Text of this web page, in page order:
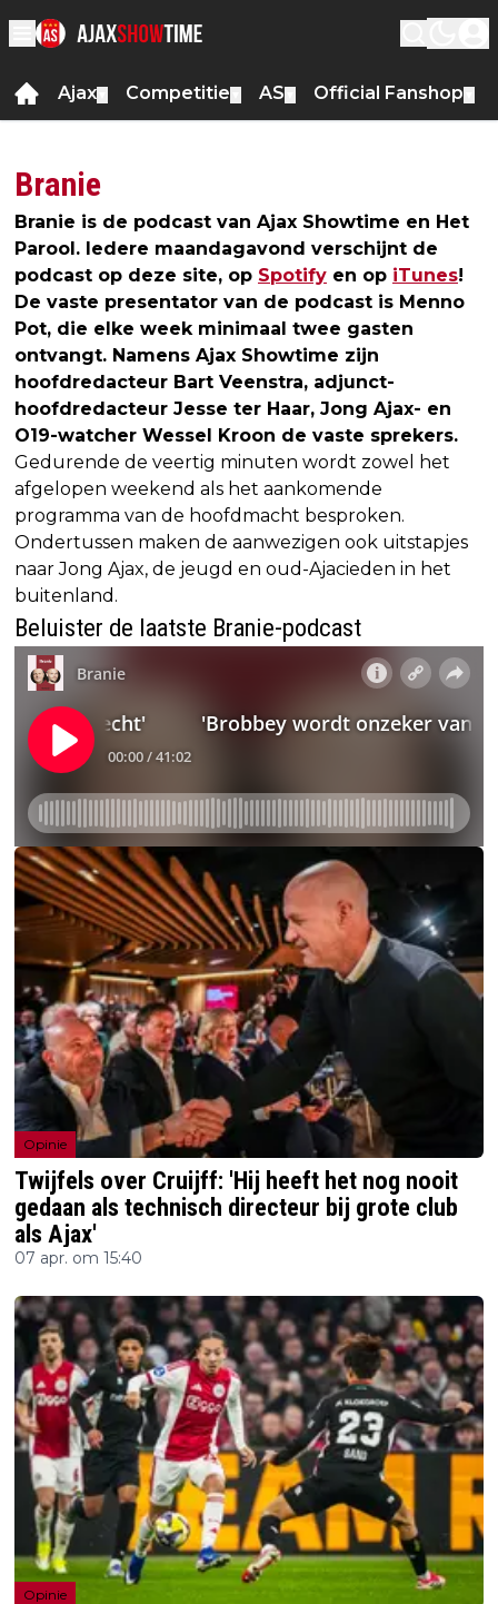
Ajax Competitie AS Official Fanshop
Branie
Branie is de podcast van Ajax Showtime en Het
Parool. Iedere maandagavond verschijnt de
podcast op deze site, op Spotify en op iTunes!
De vaste presentator van de podcast is Menno
Pot, die elke week minimaal twee gasten
ontvangt. Namens Ajax Showtime zijn
hoofdredacteur Bart Veenstra, adjunct-
hoofdredacteur Jesse ter Haar, Jong Ajax- en
O19-watcher Wessel Kroon de vaste sprekers.
Gedurende de veertig minuten wordt zowel het
afgelopen weekend als het aankomende
programma van de hoofdmacht besproken.
Ondertussen maken de aanwezigen ook uitstapjes
naar Jong Ajax, de jeugd en oud-Ajacieden in het
buitenland.
Beluister de laatste Branie-podcast
Opinie
Twijfels over Cruijff: 'Hij heeft het nog nooit
gedaan als technisch directeur bij grote club
als Ajax'
07 apr. om 15:40
Opinie